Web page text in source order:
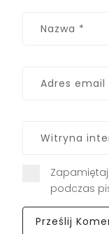
podczas